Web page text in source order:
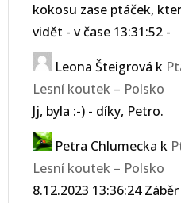
kokosu zase ptáček,
vidět - v čase 13:31:52 -
Leona Šteigrová k
Lesní koutek – Polsko
Jj, byla :-) - díky, Petro.
Petra Chlumecka k
Lesní koutek – Polsko
8.12.2023 13:36:24